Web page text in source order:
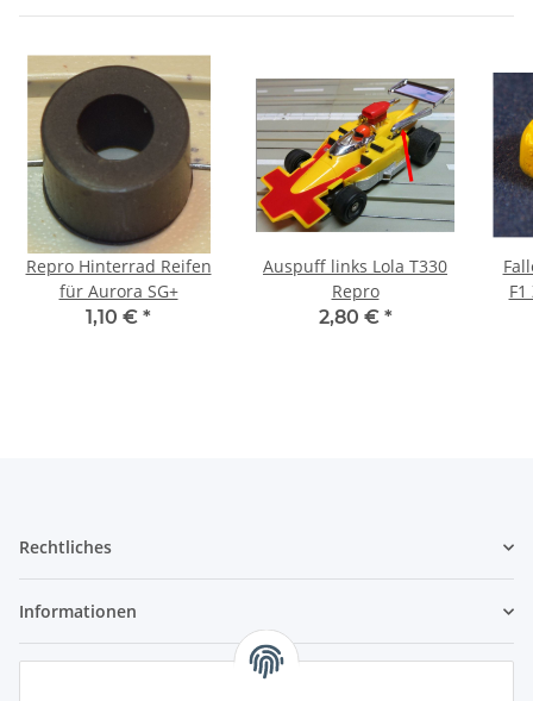
Repro Hinterrad Reifen
für Aurora SG+
1,10 € *
Auspuff links Lola T330
Repro
2,80 € *
Rechtliches
Informationen